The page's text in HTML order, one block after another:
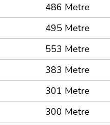
486 Metre
495 Metre
553 Metre
383 Metre
301 Metre
300 Metre